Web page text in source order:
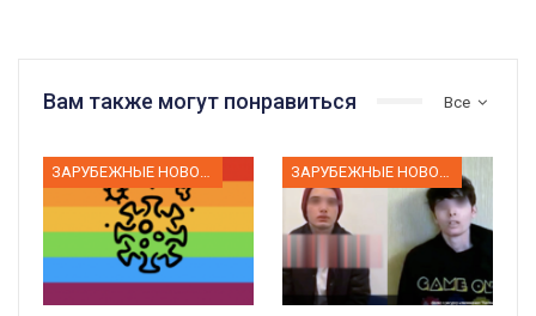
Все
Вам также могут понравиться
ЗАРУБЕЖНЫЕ НОВОСТИ ЗАРУБЕЖНЫЕ НОВОСТИ